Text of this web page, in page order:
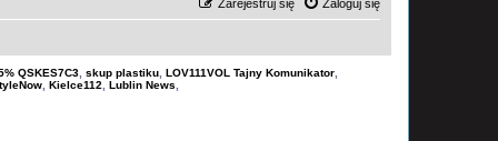
Zaloguj się
Zarejestruj się
QSKES7C3 skup plastiku LOV111VOL Tajny Komunikator
Kielce112 Lublin News